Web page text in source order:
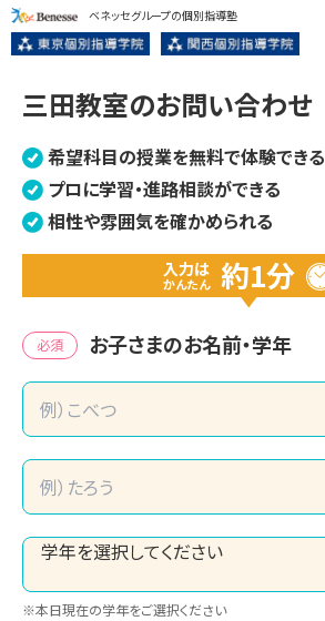
ベネッセグループの個別指導塾
三田教室のお問い合わせ
希望科目の授業を無料で体験できる
プロに学習・進路相談ができる
相性や雰囲気を確かめられる
入力は
かんたん 約1分
必須 お子さまのお名前・学年
※本日現在の学年をご選択ください